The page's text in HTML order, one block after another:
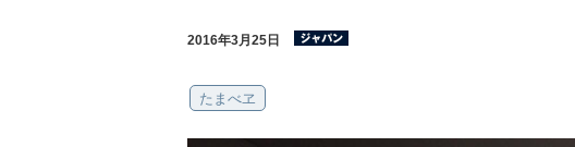
2016年3月25日
たまべヱ